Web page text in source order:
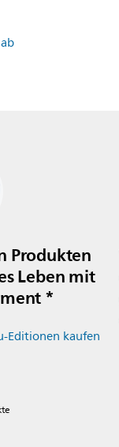
Produkten
Leben mit
*
Editionen kaufen